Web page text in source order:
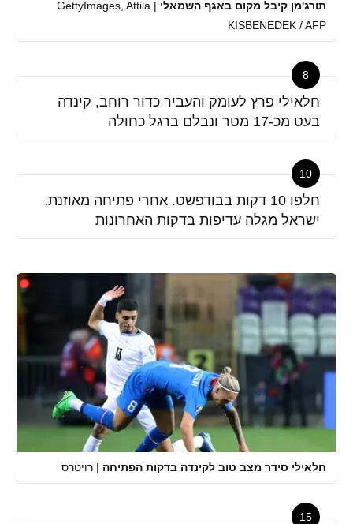
תורג'מן קיבל מקום באגף השמאלי |
GettyImages, Attila
KISBENEDEK / AFP
8
חלאילי פרץ לעומק והעביר כדור רוחב, קינדה
בעט מכ-17 מטר ונבלם ברגל כחולה
10
חלפו 10 דקות בבודפשט. אחרי פתיחה מאוזנת,
ישראל מגלה עדיפות בדקות האחרונות
חלאילי סידר מצב טוב לקינדה בדקות הפתיחה | רויטרס
15